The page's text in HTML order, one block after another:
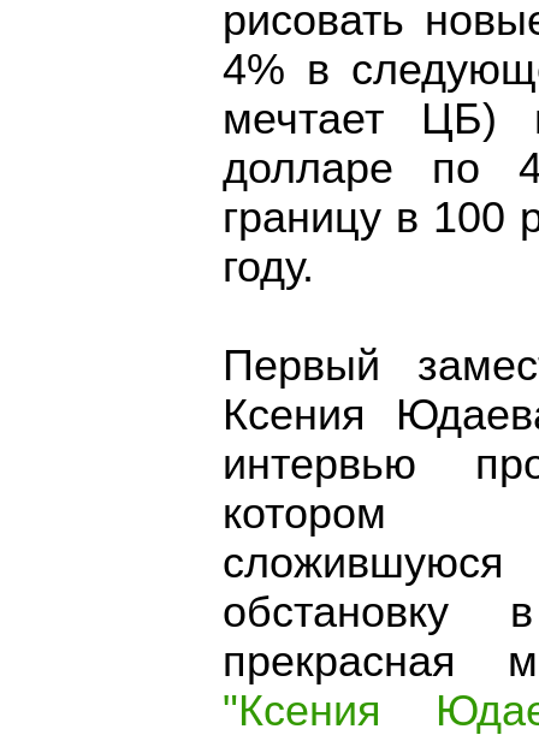
рисовать
4% в
мечтает
долларе по
границу в 100
году.
Первый
Ксения
интервью
котором
сложившуюся
прекрасная
"Ксения